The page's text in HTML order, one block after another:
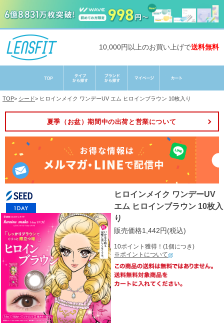
10,000円以上のお買い上げで送料無料
TOP> シード> ヒロインメイク ワンデーUV エム ヒロインブラウン 10枚入り
夏季（お盆）期間中の出荷と営業について
ヒロインメイク ワンデーUV
エム ヒロインブラウン 10枚入
り
販売価格1,442円(税込)
10ポイント獲得！(1個につき)
※ポイントについて